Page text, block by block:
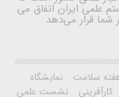
علمی ایران اتفاق می
شما قرار می‌دهد
سلامت
نمایشگاه
کارآفرینی نشست علمی